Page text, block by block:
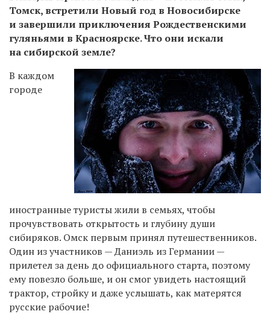
Томск, встретили Новый год в Новосибирске
и завершили приключения Рождественскими
гуляньями в Красноярске. Что они искали
на сибирской земле?
В каждом
городе
иностранные туристы жили в семьях, чтобы
прочувствовать открытость и глубину души
сибиряков. Омск первым принял путешественников.
Один из участников — Даниэль из Германии —
прилетел за день до официального старта, поэтому
ему повезло больше, и он смог увидеть настоящий
трактор, стройку и даже услышать, как матерятся
русские рабочие!